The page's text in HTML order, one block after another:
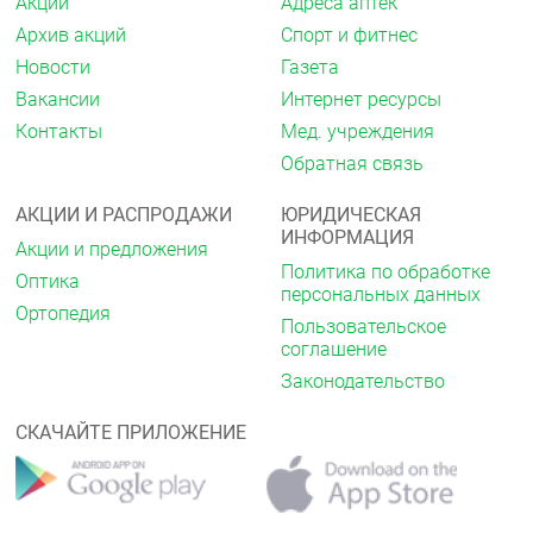
Форма выпуска
Таблетки, покрытые плёночной оболочкой, 10 мг.
По 7 или 10 таблеток в PVC/PVDC/A1 блистер.
Каждый блистер по 7 таблеток по 1, 3, 6, 9 или 10
блистеров по 10 таблеток вместе с инструкцией по
применению в картонную пачку.
Хранение
Хранить при температуре 10-25 °C в сухом месте.
Хранить в месте, недоступном для детей!
указанного на упаковке.
Условия отпуска из аптек
Архив акций
Новости
Вакансии
Контакты
Спорт и фитнес
Газета
Интернет ресурсы
Мед. учреждения
Обратная связь
АКЦИИ И РАСПРОДАЖИ
Акции и предложения
Оптика
Ортопедия
ЮРИДИЧЕСКАЯ
ИНФОРМАЦИЯ
Политика по обработке
персональных данных
Пользовательское
соглашение
Законодательство
СКАЧАЙТЕ ПРИЛОЖЕНИЕ